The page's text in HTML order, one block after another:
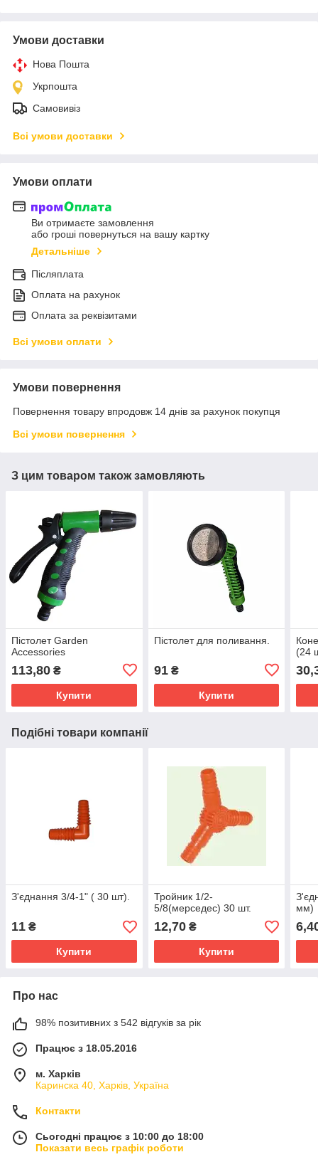
Умови доставки
Нова Пошта
Укрпошта
Самовивіз
Всі умови доставки
Умови оплати
Ви отримаєте замовлення
або гроші повернуться на вашу картку
Детальніше
Післяплата
Оплата на рахунок
Оплата за реквізитами
Всі умови оплати
Умови повернення
Повернення товару впродовж 14 днів за рахунок покупця
Всі умови повернення
З цим товаром також замовляють
Пістолет Garden
Accessories
113,80 ₴
Купити
Пістолет для поливання.
91₴
Купити
(24
Подібні товари компанії
З'єднання 3/4-1" ( 30 шт).
11 ₴
Купити
Тройник 1/2-
5/8(мерседес) 30 шт.
12,70₴
Купити
мм)
Про нас
98% позитивних з 542 відгуків за рік
Працює з 18.05.2016
м. Харків
Каринска 40, Харків, Україна
Контакти
Сьогодні працює з 10:00 до 18:00
Показати весь графік роботи